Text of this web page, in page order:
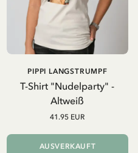
T-Shirt "Nudelparty" -
Altweiß
PIPPI LANGSTRUMPF
41.95 EUR
AUSVERKAUFT